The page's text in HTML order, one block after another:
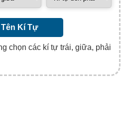
Kí Tự
chọn các kí tự trái, giữa, phải